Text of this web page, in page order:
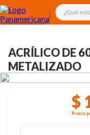
¿Qué
ACRÍLICO DE
METALIZADO
$
Precio